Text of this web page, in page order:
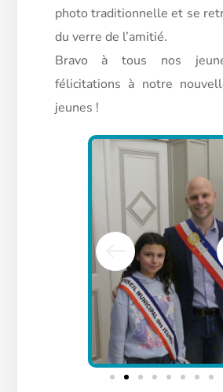
photo traditionnelle et se
du verre de l’amitié.
Bravo à tous nos
félicitations à notre
jeunes !